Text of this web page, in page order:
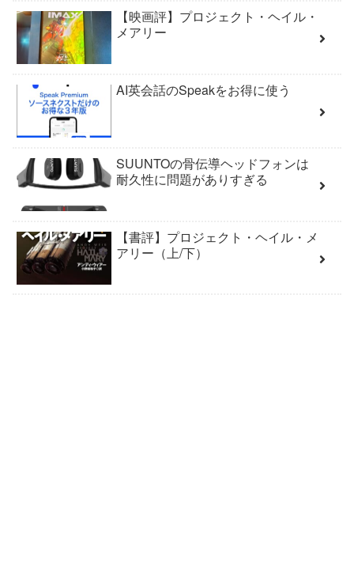
【映画評】プロジェクト・ヘイル・
メアリー
AI英会話のSpeakをお得に使う
SUUNTOの骨伝導ヘッドフォンは
耐久性に問題がありすぎる
【書評】プロジェクト・ヘイル・メ
アリー（上/下）